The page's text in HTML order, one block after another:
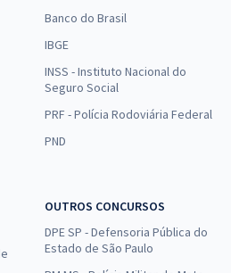
Banco do Brasil
IBGE
INSS - Instituto Nacional do
Seguro Social
PRF - Polícia Rodoviária Federal
PND
OUTROS CONCURSOS
DPE SP - Defensoria Pública do
Estado de São Paulo